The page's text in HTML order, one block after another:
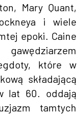
Mary Quant,
i wiele
epoki. Caine
które w
składającą
lat 60. oddają
tamtych